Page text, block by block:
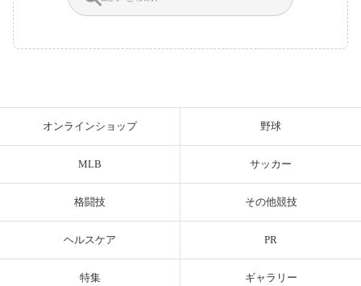
オンラインショップ 野球
MLB サッカー
格闘技 その他競技
ヘルスケア PR
特集 ギャラリー